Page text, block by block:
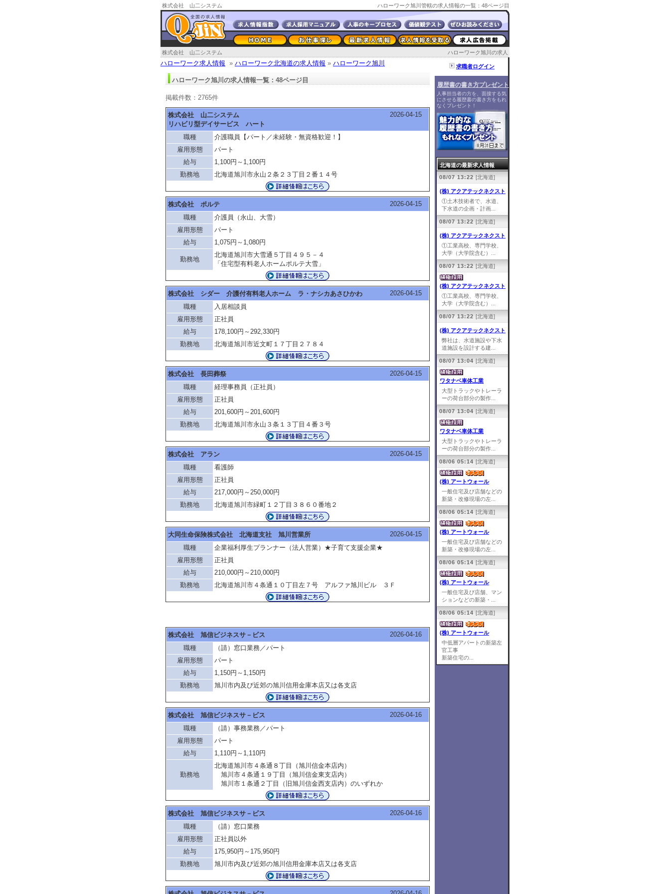
株式会社 山二システム
リハビリ型デイサービス ハートなどのハローワーク旭川求
人情報
ハローワーク旭川管轄の求人情報の一覧：48ページ目
ハローワーク旭川の求人
株式会社 山二システム
リハビリ型デイサービス ハートなどのハローワーク旭川管轄の求人情報をご覧ください
ハローワーク求人情報 » ハローワーク北海道の求人情報 » ハローワーク旭川
ハローワーク旭川の求人情報一覧：48ページ目
掲載件数：2765件
株式会社 山二システム
リハビリ型デイサービス ハート
2026-04-15
職種
介護職員【パート／未経験・無資格歓迎！】
雇用形態
パート
給与
1,100円～1,100円
勤務地
北海道旭川市永山２条２３丁目２番１４号
株式会社 ポルテ
2026-04-15
職種
介護員（永山、大雪）
雇用形態
パート
給与
1,075円～1,080円
勤務地
北海道旭川市大雪通５丁目４９５－４
「住宅型有料老人ホームポルテ大雪」
株式会社 シダー 介護付有料老人ホーム ラ・ナシカあさひかわ
2026-04-15
職種
入居相談員
雇用形態
正社員
給与
178,100円～292,330円
勤務地
北海道旭川市近文町１７丁目２７８４
株式会社 長田葬祭
2026-04-15
職種
経理事務員（正社員）
雇用形態
正社員
給与
201,600円～201,600円
勤務地
北海道旭川市永山３条１３丁目４番３号
株式会社 アラン
2026-04-15
職種
看護師
雇用形態
正社員
給与
217,000円～250,000円
勤務地
北海道旭川市緑町１２丁目３８６０番地２
大同生命保険株式会社 北海道支社 旭川営業所
2026-04-15
職種
企業福利厚生プランナー（法人営業）★子育て支援企業★
雇用形態
正社員
給与
210,000円～210,000円
勤務地
北海道旭川市４条通１０丁目左７号 アルファ旭川ビル ３Ｆ
株式会社 旭信ビジネスサ－ビス
2026-04-16
職種
（請）窓口業務／パート
雇用形態
パート
給与
1,150円～1,150円
勤務地
旭川市内及び近郊の旭川信用金庫本店又は各支店
株式会社 旭信ビジネスサ－ビス
2026-04-16
職種
（請）事務業務／パート
雇用形態
パート
給与
1,110円～1,110円
勤務地
北海道旭川市４条通８丁目（旭川信金本店内）
旭川市４条通１９丁目（旭川信金東支店内）
旭川市１条通２丁目（旧旭川信金西支店内）のいずれか
株式会社 旭信ビジネスサ－ビス
2026-04-16
職種
（請）窓口業務
雇用形態
正社員以外
給与
175,950円～175,950円
勤務地
旭川市内及び近郊の旭川信用金庫本店又は各支店
求職者ログイン
履歴書の書き方プレゼント
人事担当者の方を、面接する気
にさせる履歴書の書き方をもれ
なくプレゼント！
北海道の最新求人情報
08/07 13:22 [北海道]
(株) アクアテックネクスト
①土木技術者で、水道、
下水道の企画・計画...
08/07 13:22 [北海道]
(株) アクアテックネクスト
①工業高校、専門学校、
大学（大学院含む）...
08/07 13:22 [北海道]
(株) アクアテックネクスト
①工業高校、専門学校、
大学（大学院含む）...
08/07 13:22 [北海道]
(株) アクアテックネクスト
弊社は、水道施設や下水
道施設を設計する建...
08/07 13:04 [北海道]
ワタナベ車体工業
大型トラックやトレーラ
ーの荷台部分の製作...
08/07 13:04 [北海道]
ワタナベ車体工業
大型トラックやトレーラ
ーの荷台部分の製作...
08/06 05:14 [北海道]
(株) アートウォール
一般住宅及び店舗などの
新築・改修現場の左...
08/06 05:14 [北海道]
(株) アートウォール
一般住宅及び店舗などの
新築・改修現場の左...
08/06 05:14 [北海道]
(株) アートウォール
一般住宅及び店舗、マン
ションなどの新築・...
08/06 05:14 [北海道]
(株) アートウォール
中低層アパートの新築左
官工事
新築住宅の...